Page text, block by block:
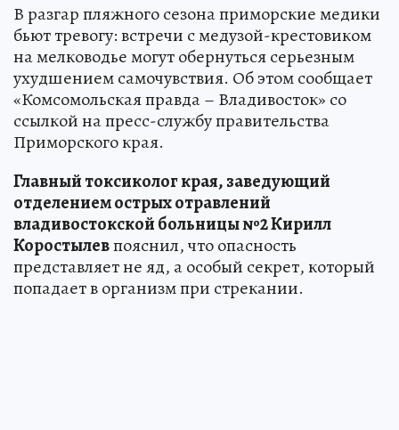
В разгар пляжного сезона приморские медики
бьют тревогу: встречи с медузой-крестовиком
на мелководье могут обернуться серьезным
ухудшением самочувствия. Об этом сообщает
«Комсомольская правда – Владивосток» со
ссылкой на пресс-службу правительства
Приморского края.
Главный токсиколог края, заведующий
отделением острых отравлений
владивостокской больницы №2 Кирилл
Коростылевпояснил, что опасность
представляет не яд, а особый секрет, который
попадает в организм при стрекании.